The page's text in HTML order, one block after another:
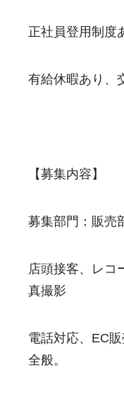
正社員登用制度
有給休暇あり、
【募集内容】
募集部門：販売
店頭接客、レコ
真撮影
電話対応、EC
全般。